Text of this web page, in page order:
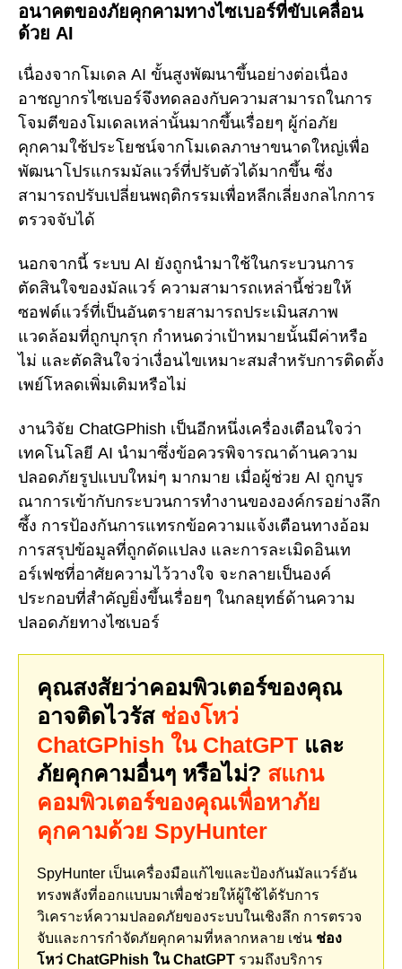
อนาคตของภัยคุกคามทางไซเบอร์ที่ขับเคลื่อน
ด้วย AI
เนื่องจากโมเดล AI ขั้นสูงพัฒนาขึ้นอย่างต่อเนื่อง
อาชญากรไซเบอร์จึงทดลองกับความสามารถในการ
โจมตีของโมเดลเหล่านั้นมากขึ้นเรื่อยๆ ผู้ก่อภัย
คุกคามใช้ประโยชน์จากโมเดลภาษาขนาดใหญ่เพื่อ
พัฒนาโปรแกรมมัลแวร์ที่ปรับตัวได้มากขึ้น ซึ่ง
สามารถปรับเปลี่ยนพฤติกรรมเพื่อหลีกเลี่ยงกลไกการ
ตรวจจับได้
นอกจากนี้ ระบบ AI ยังถูกนำมาใช้ในกระบวนการ
ตัดสินใจของมัลแวร์ ความสามารถเหล่านี้ช่วยให้
ซอฟต์แวร์ที่เป็นอันตรายสามารถประเมินสภาพ
แวดล้อมที่ถูกบุกรุก กำหนดว่าเป้าหมายนั้นมีค่าหรือ
ไม่ และตัดสินใจว่าเงื่อนไขเหมาะสมสำหรับการติดตั้ง
เพย์โหลดเพิ่มเติมหรือไม่
งานวิจัย ChatGPhish เป็นอีกหนึ่งเครื่องเตือนใจว่า
เทคโนโลยี AI นำมาซึ่งข้อควรพิจารณาด้านความ
ปลอดภัยรูปแบบใหม่ๆ มากมาย เมื่อผู้ช่วย AI ถูกบูร
ณาการเข้ากับกระบวนการทำงานขององค์กรอย่างลึก
ซึ้ง การป้องกันการแทรกข้อความแจ้งเตือนทางอ้อม
การสรุปข้อมูลที่ถูกดัดแปลง และการละเมิดอินเท
อร์เฟซที่อาศัยความไว้วางใจ จะกลายเป็นองค์
ประกอบที่สำคัญยิ่งขึ้นเรื่อยๆ ในกลยุทธ์ด้านความ
ปลอดภัยทางไซเบอร์
คุณสงสัยว่าคอมพิวเตอร์ของคุณ
อาจติดไวรัส ช่องโหว่
ChatGPhish ใน ChatGPT และ
ภัยคุกคามอื่นๆ หรือไม่? สแกน
คอมพิวเตอร์ของคุณเพื่อหาภัย
คุกคามด้วย SpyHunter
SpyHunter เป็นเครื่องมือแก้ไขและป้องกันมัลแวร์อัน
ทรงพลังที่ออกแบบมาเพื่อช่วยให้ผู้ใช้ได้รับการ
วิเคราะห์ความปลอดภัยของระบบในเชิงลึก การตรวจ
จับและการกำจัดภัยคุกคามที่หลากหลาย เช่น ช่อง
โหว่ ChatGPhish ใน ChatGPT รวมถึงบริการ